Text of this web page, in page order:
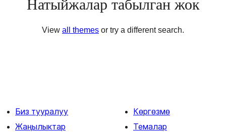
Натыйжалар табылган жок
View all themes or try a different search.
Биз тууралуу
Жаңылыктар
Көргөзмө
Темалар